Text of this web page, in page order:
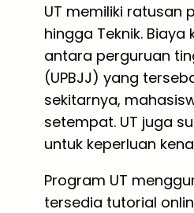
UT memiliki ratusan
hingga Teknik.
antara perguruan
(UPBJJ) yang
sekitarnya,
setempat. UT juga
untuk keperluan
Program UT
tersedia tutorial